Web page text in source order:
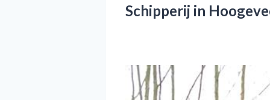
Schipperij in